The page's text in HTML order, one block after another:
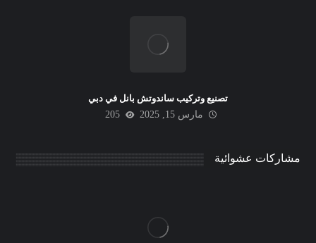
تصنيع وتركيب ساندوتش بانل في دبي
مارس 15, 2025
205
مشاركات عشوائية